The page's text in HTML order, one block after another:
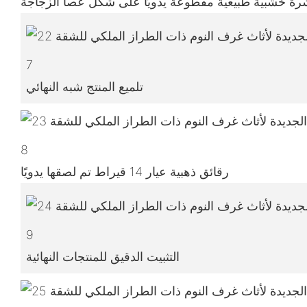
7
تلميع المنتج شبه النهائي
8
رقائق ذهبية عيار 14 قيراط تم لصقها يدويًا
9
التثبيت الدقيق للمنتجات النهائية